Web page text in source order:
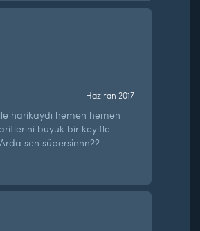
Haziran 2017
harikaydı hemen hemen
büyük bir keyifle
sen süpersinnn??